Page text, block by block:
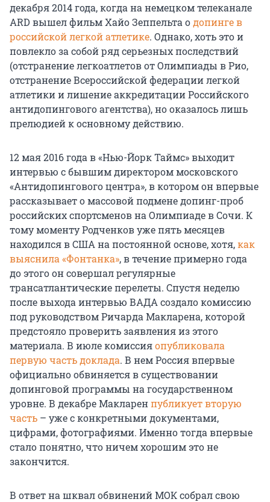
декабря 2014 года, когда на немецком телеканале
ARD вышел фильм Хайо Зеппельта одопинге в
российской легкой атлетике. Однако, хоть это и
повлекло за собой ряд серьезных последствий
(отстранение легкоатлетов от Олимпиады в Рио,
отстранение Всероссийской федерации легкой
атлетики и лишение аккредитации Российского
антидопингового агентства), но оказалось лишь
прелюдией к основному действию.
12 мая 2016 года в «Нью-Йорк Таймс» выходит
интервью с бывшим директором московского
«Антидопингового центра», в котором он впервые
рассказывает о массовой подмене допинг-проб
российских спортсменов на Олимпиаде в Сочи. К
тому моменту Родченков уже пять месяцев
находился в США на постоянной основе, хотя,как
выяснила «Фонтанка», в течение примерно года
до этого он совершал регулярные
трансатлантические перелеты. Спустя неделю
после выхода интервью ВАДА создало комиссию
под руководством Ричарда Макларена, которой
предстояло проверить заявления из этого
материала. В июле комиссияопубликовала
первую часть доклада. В нем Россия впервые
официально обвиняется в существовании
допинговой программы на государственном
уровне. В декабре Макларенпубликует вторую
часть – уже с конкретными документами,
цифрами, фотографиями. Именно тогда впервые
стало понятно, что ничем хорошим это не
закончится.
В ответ на шквал обвинений МОК собрал свою